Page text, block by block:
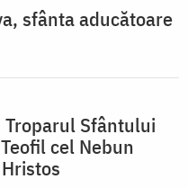
sfânta aducătoare
Troparul Sfântului
cel Nebun